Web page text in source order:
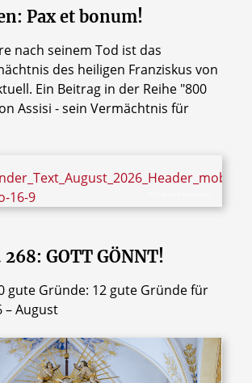
Pax et bonum!
nach seinem Tod ist das
des heiligen Franziskus von
Ein Beitrag in der Reihe "800
Assisi - sein Vermächtnis für
GOTT GÖNNT!
gute Gründe: 12 gute Gründe für
– August